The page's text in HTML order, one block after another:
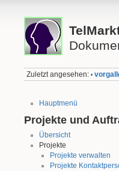
Zuletzt angesehen: •
Hauptmenü
Projekte und
Übersicht
Projekte
Projekte verwalten
Projekte